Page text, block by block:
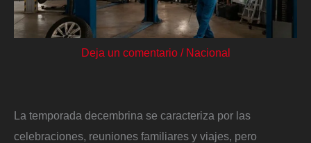
Deja un comentario / Nacional
La temporada decembrina se caracteriza por las
celebraciones, reuniones familiares y viajes, pero